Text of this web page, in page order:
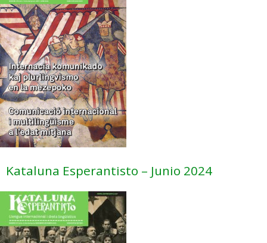
Kataluna Esperantisto – Junio 2024